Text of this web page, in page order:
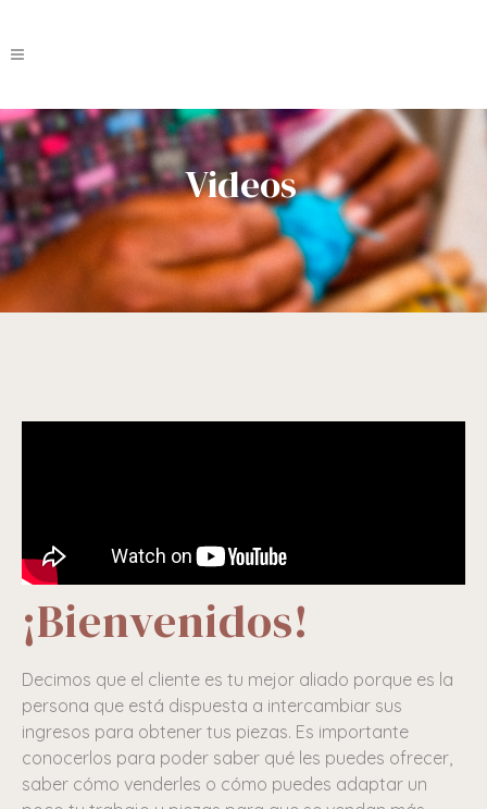
Videos
¡Bienvenidos!
Decimos que el cliente es tu mejor aliado porque es la
persona que está dispuesta a intercambiar sus
ingresos para obtener tus piezas. Es importante
conocerlos para poder saber qué les puedes ofrecer,
saber cómo venderles o cómo puedes adaptar un